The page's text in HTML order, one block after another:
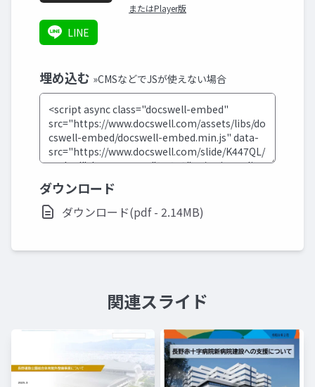
またはPlayer版
LINE
埋め込む »CMSなどでJSが使えない場合
ダウンロード
ダウンロード(pdf - 2.14MB)
関連スライド